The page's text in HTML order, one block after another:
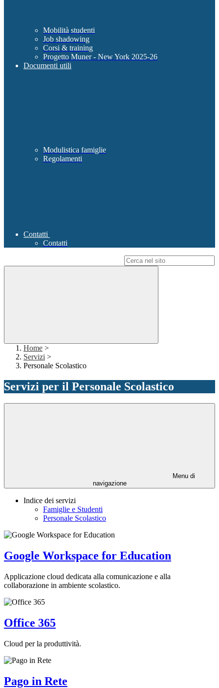
Mobilità studenti
Job shadowing
Corsi & training
Progetto Muner - New York 2025-26
Documenti utili
Modulistica famiglie
Regolamenti
Contatti
Contatti
Home >
Servizi >
Personale Scolastico
Servizi per il Personale Scolastico
Menu di
navigazione
Indice dei servizi
Famiglie e Studenti
Personale Scolastico
Google Workspace for Education
Applicazione cloud dedicata alla comunicazione e alla
collaborazione in ambiente scolastico.
Office 365
Cloud per la produttività.
Pago in Rete